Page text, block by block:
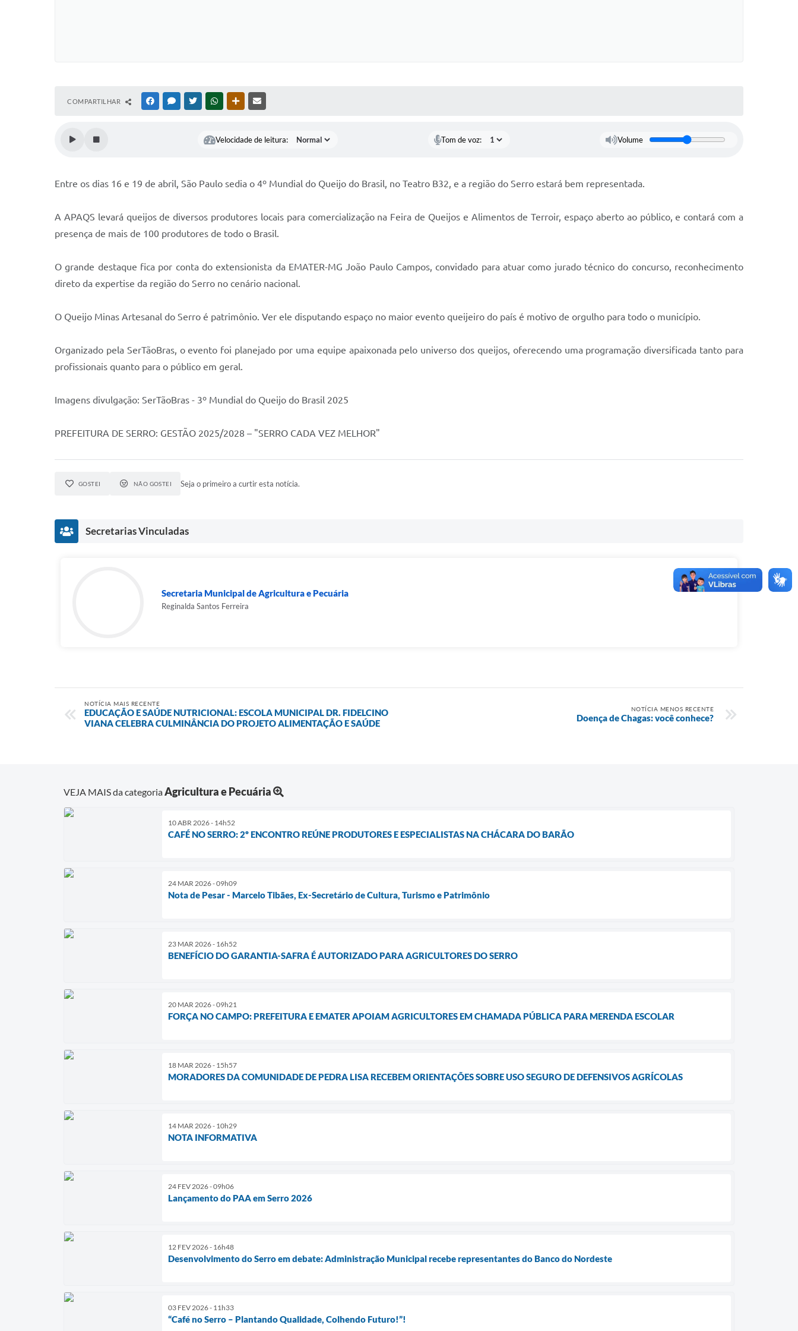
COMPARTILHAR FACEBOOKMESSENGER
TWITTERWHATSAPPOUTRAS MÍDIAS
Velocidade de leitura: Tom de voz: Volume
Entre os dias 16 e 19 de abril, São Paulo sedia o 4º Mundial do Queijo do Brasil, no Teatro B32, e a região do Serro estará bem representada.
A APAQS levará queijos de diversos produtores locais para comercialização na Feira de Queijos e Alimentos de Terroir, espaço aberto ao público, e contará com a
presença de mais de 100 produtores de todo o Brasil.
O grande destaque fica por conta do extensionista da EMATER-MG João Paulo Campos, convidado para atuar como jurado técnico do concurso, reconhecimento
direto da expertise da região do Serro no cenário nacional.
O Queijo Minas Artesanal do Serro é patrimônio. Ver ele disputando espaço no maior evento queijeiro do país é motivo de orgulho para todo o município.
Organizado pela SerTãoBras, o evento foi planejado por uma equipe apaixonada pelo universo dos queijos, oferecendo uma programação diversificada tanto para
profissionais quanto para o público em geral.
Imagens divulgação: SerTãoBras - 3º Mundial do Queijo do Brasil 2025
PREFEITURA DE SERRO: GESTÃO 2025/2028 – "SERRO CADA VEZ MELHOR"
GOSTEI NÃO GOSTEI Seja o primeiro a curtir esta notícia.
Secretarias Vinculadas
Secretaria Municipal de Agricultura e Pecuária
Reginalda Santos Ferreira
NOTÍCIA MAIS RECENTE
EDUCAÇÃO E SAÚDE NUTRICIONAL: ESCOLA MUNICIPAL DR. FIDELCINO
VIANA CELEBRA CULMINÂNCIA DO PROJETO ALIMENTAÇÃO E SAÚDE
NOTÍCIA MENOS RECENTE
Doença de Chagas: você conhece?
VEJA MAIS da categoriaAgricultura e Pecuária
10 ABR 2026 - 14h52
CAFÉ NO SERRO: 2º ENCONTRO REÚNE PRODUTORES E ESPECIALISTAS NA CHÁCARA DO BARÃO
24 MAR 2026 - 09h09
Nota de Pesar - Marcelo Tibães, Ex-Secretário de Cultura, Turismo e Patrimônio
23 MAR 2026 - 16h52
BENEFÍCIO DO GARANTIA-SAFRA É AUTORIZADO PARA AGRICULTORES DO SERRO
20 MAR 2026 - 09h21
FORÇA NO CAMPO: PREFEITURA E EMATER APOIAM AGRICULTORES EM CHAMADA PÚBLICA PARA MERENDA ESCOLAR
18 MAR 2026 - 15h57
MORADORES DA COMUNIDADE DE PEDRA LISA RECEBEM ORIENTAÇÕES SOBRE USO SEGURO DE DEFENSIVOS AGRÍCOLAS
14 MAR 2026 - 10h29
NOTA INFORMATIVA
24 FEV 2026 - 09h06
Lançamento do PAA em Serro 2026
12 FEV 2026 - 16h48
Desenvolvimento do Serro em debate: Administração Municipal recebe representantes do Banco do Nordeste
03 FEV 2026 - 11h33
“Café no Serro – Plantando Qualidade, Colhendo Futuro!”!